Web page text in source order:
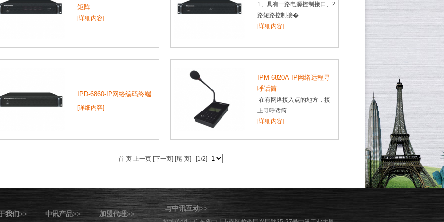
矩阵
[详细内容]
1、具有一路电源控制接口、2
路短路控制接�..
[详细内容]
IPD-6860-IP网络编码终端
[详细内容]
IPM-6820A-IP网络远程寻
呼话筒
在有网络接入点的地方，接
上寻呼话筒..
[详细内容]
首 页 上一页 [下一页] [尾 页] [1/2]
我们>> 中讯产品>> 加盟代理>>
与中讯互动>>